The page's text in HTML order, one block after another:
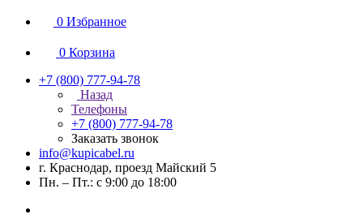
0 Избранное
0 Корзина
+7 (800) 777-94-78
Назад
Телефоны
+7 (800) 777-94-78
Заказать звонок
info@kupicabel.ru
г. Краснодар, проезд Майский 5
Пн. – Пт.: с 9:00 до 18:00